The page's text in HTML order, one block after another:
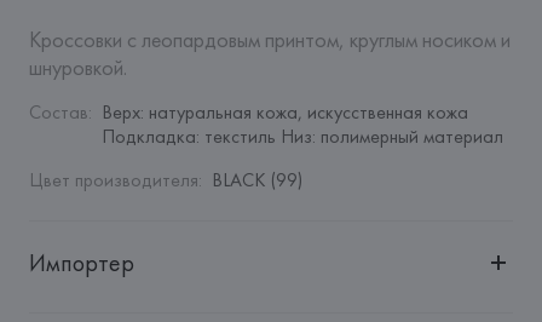
Кроссовки с леопардовым принтом, круглым носиком и
шнуровкой.
Состав: Верх: натуральная кожа, искусственная кожа
Подкладка: текстиль Низ: полимерный материал
Цвет производителя: BLACK (99)
Импортер